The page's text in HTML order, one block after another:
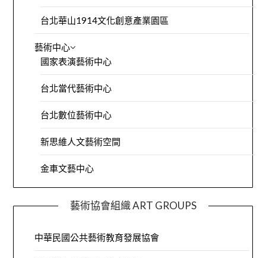
台北華山1914文化創意產業園區
藝術中心
國家表演藝術中心
台北當代藝術中心
台北數位藝術中心
新思維人文藝術空間
金車文藝中心
藝術協會組織 ART GROUPS
中華民國公共藝術教育發展協會